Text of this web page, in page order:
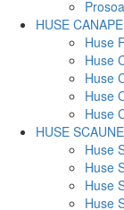
HUSE
Huse
Huse
Huse
Huse
Huse
HUSE SCAUNE
Huse
Huse
Huse
Huse